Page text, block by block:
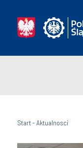
Start-Aktualnosci